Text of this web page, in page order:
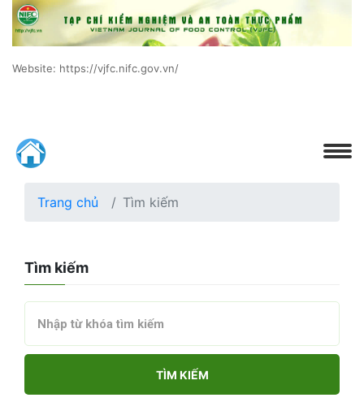
Website: https://vjfc.nifc.gov.vn/
Trang chủ Tìm kiếm
Tìm kiếm
TÌM KIẾM